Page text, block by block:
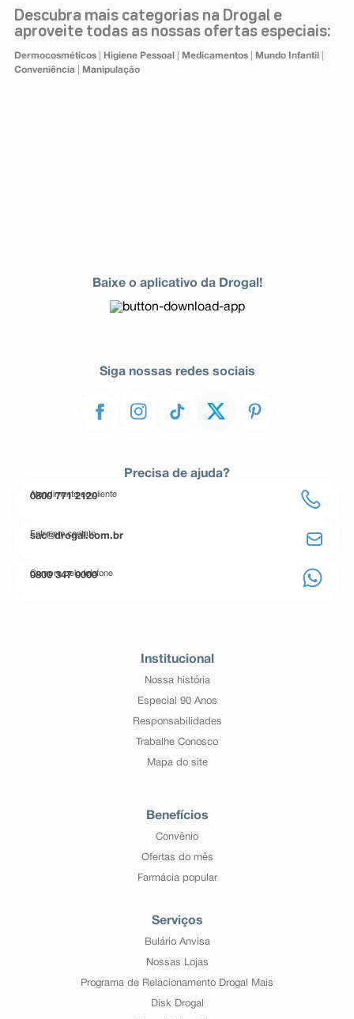
Descubra mais categorias na Drogal e
aproveite todas as nossas ofertas especiais:
Dermocosméticos| Higiene Pessoal Medicamentos| Mundo Infantil
Conveniência| Manipulação
Baixe o aplicativo da Drogal!
Siga nossas redes sociais
Precisa de ajuda?
Atendimento ao cliente
0800 771 2120
Entre em contato
sac@drogal.com.br
Compre pelo telefone
0800 347 0000
Institucional
Nossa história
Especial 90 Anos
Responsabilidades
Trabalhe Conosco
Mapa do site
Benefícios
Convênio
Ofertas do mês
Farmácia popular
Serviços
Bulário Anvisa
Nossas Lojas
Programa de Relacionamento Drogal Mais
Disk Drogal